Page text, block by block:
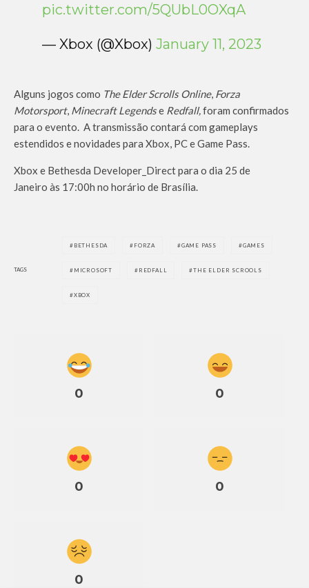
pic.twitter.com/5QUbL0OXqA
— Xbox (@Xbox) January 11, 2023
Alguns jogos como The Elder Scrolls Online, Forza
Motorsport, Minecraft Legendse Redfall,foram confirmados
para o evento. A transmissão contará com gameplays
estendidos e novidades para Xbox, PC e Game Pass.
Xbox e Bethesda Developer_Direct para o dia 25 de
Janeiro às 17:00h no horário de Brasília.
TAGS
BETHESDA FORZA GAME PASS GAMES
MICROSOFT REDFALL THE ELDER SCROOLS
XBOX
0 0
0 0
0